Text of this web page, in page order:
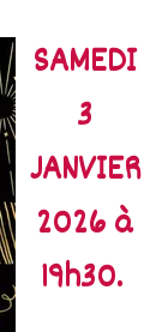
SAMEDI
3
JANVIER
2026 à
19h30.